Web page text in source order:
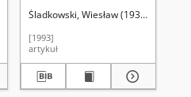
Śladkowski, Wiesław (1935-). Red.
Bałabuch, H. Słowo
wstępne
Śladkowski, Wiesław (1935- )
[1993]
artykuł